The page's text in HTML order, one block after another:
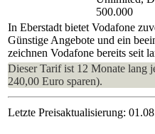
500.000
In Eberstadt bietet Vodafone
Günstige Angebote und ein
zeichnen Vodafone bereits seit
Dieser Tarif ist 12 Monate lang
240,00 Euro sparen).
Letzte Preisaktualisierung: